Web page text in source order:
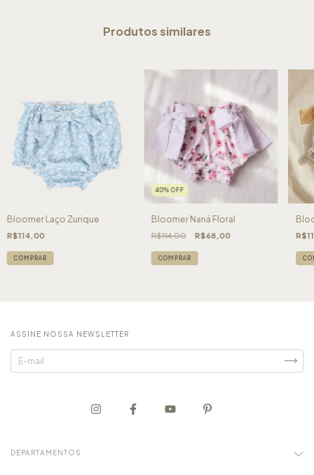
Produtos similares
Bloomer Laço Zurique
R$114,00
COMPRAR
40%OFF
Bloomer Naná Floral
R$114,00 R$68,00
COMPRAR
ASSINE NOSSA NEWSLETTER
DEPARTAMENTOS